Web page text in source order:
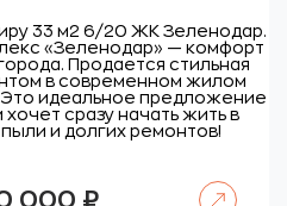
33 м2 6/20 ЖК Зеленодар.
«Зеленодар» — комфорт
Продается стильная
в современном жилом
идеальное предложение
хочет сразу начать жить в
и долгих ремонтов!
000 ₽Текущая